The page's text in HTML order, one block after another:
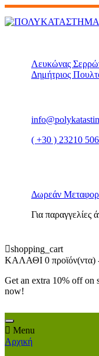
Λευκώνας
Δημήτριος
( +30 ) 23210
Δωρεάν
Για παραγγελίες
shopping_cart
ΚΑΛΑΘΙ 0 προϊόν(ντα)
Get an extra 10% off on
now!
Menu
Αρχική